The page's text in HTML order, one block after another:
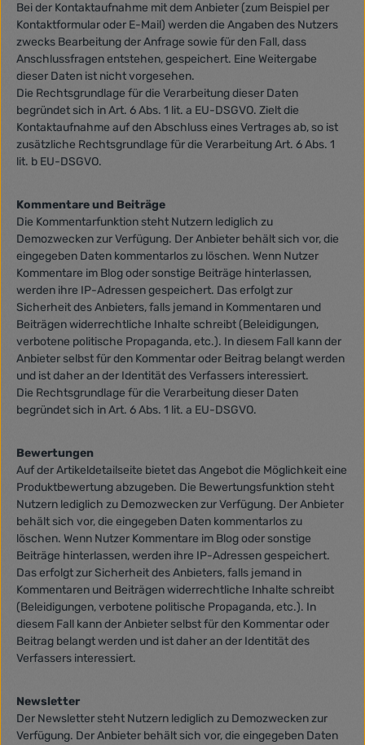
Bei der Kontaktaufnahme mit dem Anbieter (zum Beispiel per
Kontaktformular oder E-Mail) werden die Angaben des Nutzers
zwecks Bearbeitung der Anfrage sowie für den Fall, dass
Anschlussfragen entstehen, gespeichert. Eine Weitergabe
dieser Daten ist nicht vorgesehen.
Die Rechtsgrundlage für die Verarbeitung dieser Daten
begründet sich in Art. 6 Abs. 1 lit. a EU-DSGVO. Zielt die
Kontaktaufnahme auf den Abschluss eines Vertrages ab, so ist
zusätzliche Rechtsgrundlage für die Verarbeitung Art. 6 Abs. 1
lit. b EU-DSGVO.
Kommentare und Beiträge
Die Kommentarfunktion steht Nutzern lediglich zu
Demozwecken zur Verfügung. Der Anbieter behält sich vor, die
eingegeben Daten kommentarlos zu löschen. Wenn Nutzer
Kommentare im Blog oder sonstige Beiträge hinterlassen,
werden ihre IP-Adressen gespeichert. Das erfolgt zur
Sicherheit des Anbieters, falls jemand in Kommentaren und
Beiträgen widerrechtliche Inhalte schreibt (Beleidigungen,
verbotene politische Propaganda, etc.). In diesem Fall kann der
Anbieter selbst für den Kommentar oder Beitrag belangt werden
und ist daher an der Identität des Verfassers interessiert.
Die Rechtsgrundlage für die Verarbeitung dieser Daten
begründet sich in Art. 6 Abs. 1 lit. a EU-DSGVO.
Bewertungen
Auf der Artikeldetailseite bietet das Angebot die Möglichkeit eine
Produktbewertung abzugeben. Die Bewertungsfunktion steht
Nutzern lediglich zu Demozwecken zur Verfügung. Der Anbieter
behält sich vor, die eingegeben Daten kommentarlos zu
löschen. Wenn Nutzer Kommentare im Blog oder sonstige
Beiträge hinterlassen, werden ihre IP-Adressen gespeichert.
Das erfolgt zur Sicherheit des Anbieters, falls jemand in
Kommentaren und Beiträgen widerrechtliche Inhalte schreibt
(Beleidigungen, verbotene politische Propaganda, etc.). In
diesem Fall kann der Anbieter selbst für den Kommentar oder
Beitrag belangt werden und ist daher an der Identität des
Verfassers interessiert.
Newsletter
Der Newsletter steht Nutzern lediglich zu Demozwecken zur
Verfügung. Der Anbieter behält sich vor, die eingegeben Daten